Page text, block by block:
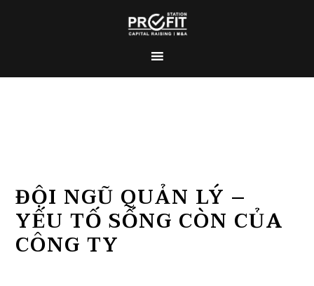
ĐỘI NGŨ QUẢN LÝ –
YẾU TỐ SỐNG CÒN CỦA
CÔNG TY